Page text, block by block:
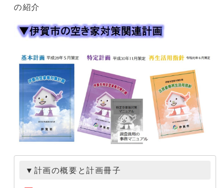
の紹介
▼計画の概要と計画冊⼦